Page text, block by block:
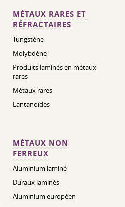
MÉTAUX RARES ET
RÉFRACTAIRES
Tungstène
Molybdène
Produits laminés en métaux
rares
Métaux rares
Lantanoïdes
MÉTAUX NON
FERREUX
Aluminium laminé
Duraux laminés
Aluminium européen